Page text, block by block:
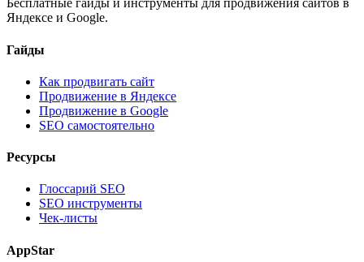
Бесплатные гайды и инструменты для продвижения сайтов в
Яндексе и Google.
Гайды
Как продвигать сайт
Продвижение в Яндексе
Продвижение в Google
SEO самостоятельно
Ресурсы
Глоссарий SEO
SEO инструменты
Чек-листы
AppStar